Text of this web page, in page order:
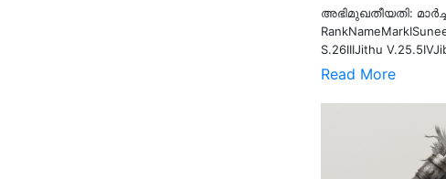
അഭിമുഖതീയതി:
S.26IIIJithu
Read More